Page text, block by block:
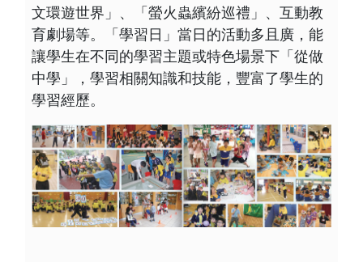
文環遊世界」、「螢火蟲繽紛巡禮」、互動教
育劇場等。「學習日」當日的活動多且廣，能
讓學生在不同的學習主題或特色場景下「從做
中學」，學習相關知識和技能，豐富了學生的
學習經歷。